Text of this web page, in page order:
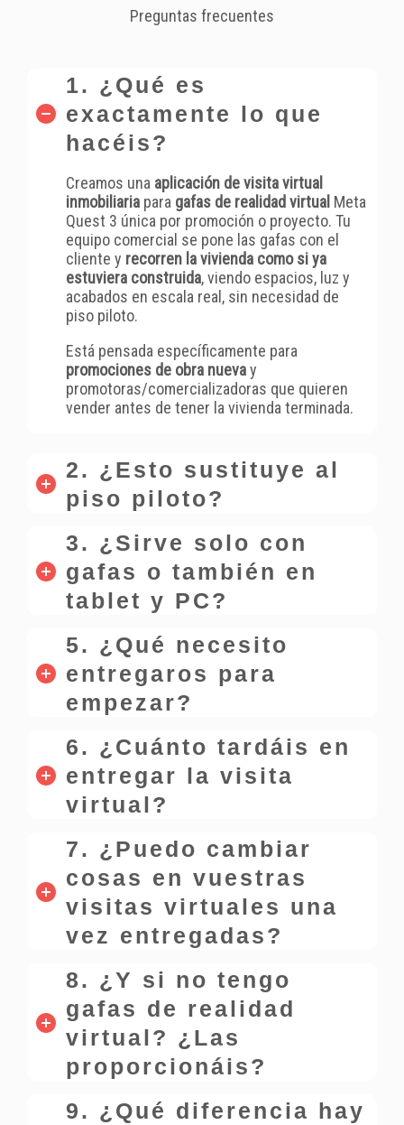
Preguntas frecuentes
1. ¿Qué es
exactamente lo que
hacéis?
Creamos una aplicación de visita virtual
inmobiliaria para gafas de realidad virtual Meta
Quest 3 única por promoción o proyecto. Tu
equipo comercial se pone las gafas con el
cliente y recorren la vivienda como si ya
estuviera construida, viendo espacios, luz y
acabados en escala real, sin necesidad de
piso piloto.
Está pensada específicamente para
promociones de obra nuevay
promotoras/comercializadoras que quieren
vender antes de tener la vivienda terminada.
2. ¿Esto sustituye al
piso piloto?
3. ¿Sirve solo con
gafas o también en
tablet y PC?
5. ¿Qué necesito
entregaros para
empezar?
6. ¿Cuánto tardáis en
entregar la visita
virtual?
7. ¿Puedo cambiar
cosas en vuestras
visitas virtuales una
vez entregadas?
8. ¿Y si no tengo
gafas de realidad
virtual? ¿Las
proporcionáis?
9. ¿Qué diferencia hay